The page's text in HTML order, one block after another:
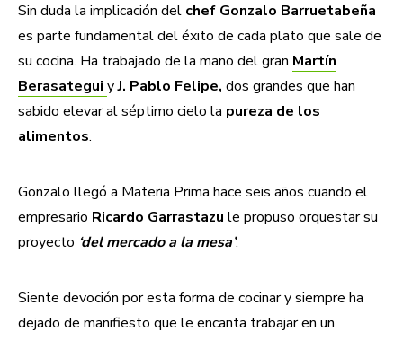
Sin duda la implicación del chef Gonzalo Barruetabeña
es parte fundamental del éxito de cada plato que sale de
su cocina. Ha trabajado de la mano del gran Martín
Berasategui yJ. Pablo Felipe, dos grandes que han
sabido elevar al séptimo cielo la pureza de los
alimentos.
Gonzalo llegó a Materia Prima hace seis años cuando el
empresario Ricardo Garrastazu le propuso orquestar su
proyecto ‘del mercado a la mesa’.
Siente devoción por esta forma de cocinar y siempre ha
dejado de manifiesto que le encanta trabajar en un